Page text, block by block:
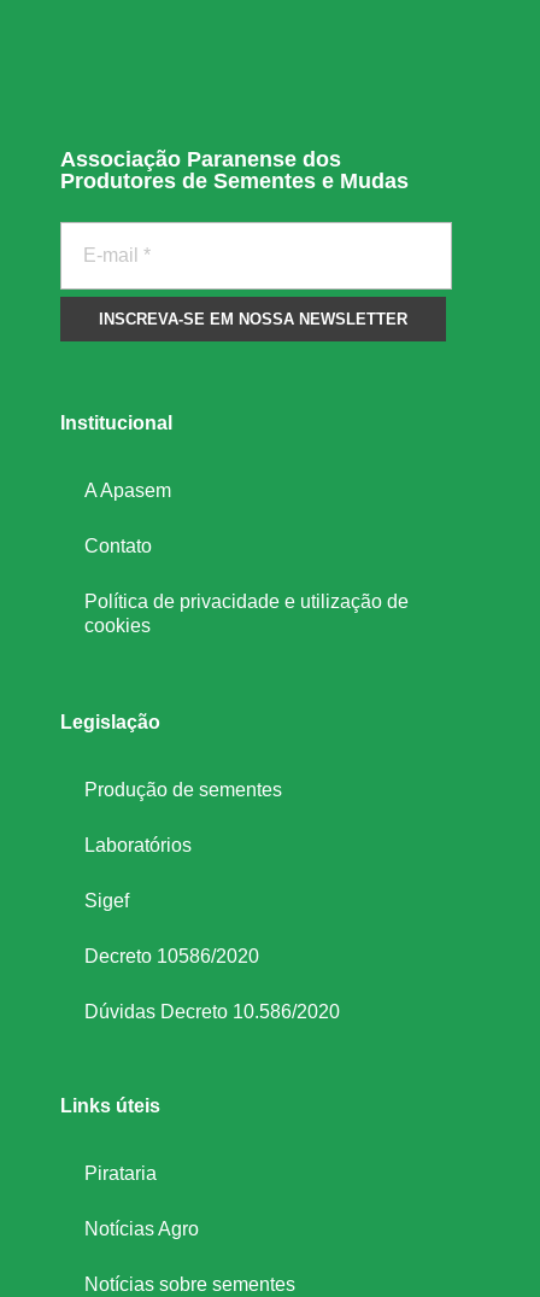
Associação Paranense dos
Produtores de Sementes e Mudas
Institucional
A Apasem
Contato
Política de privacidade e utilização de
cookies
Legislação
Produção de sementes
Laboratórios
Sigef
Decreto 10586/2020
Dúvidas Decreto 10.586/2020
Links úteis
Pirataria
Notícias Agro
Notícias sobre sementes